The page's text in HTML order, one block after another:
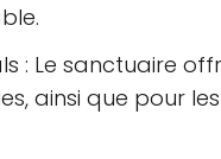
: Le sanctuaire
ainsi que pour